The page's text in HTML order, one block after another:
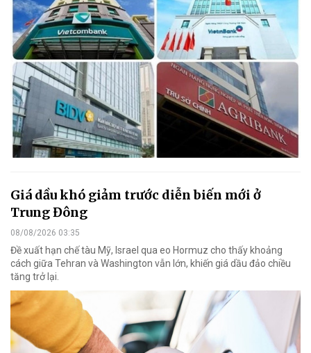
Giá dầu khó giảm trước diễn biến mới ở
Trung Đông
08/08/2026 03:35
Đề xuất hạn chế tàu Mỹ, Israel qua eo Hormuz cho thấy khoảng
cách giữa Tehran và Washington vẫn lớn, khiến giá dầu đảo chiều
tăng trở lại.